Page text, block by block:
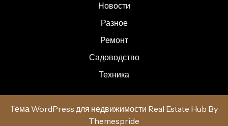
Новости
Разное
Ремонт
Садоводство
Техника
Тема WordPress для недвижимости Real Estate Hub By
Themespride